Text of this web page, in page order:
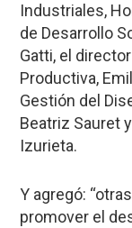
Industriales,
de Desarrollo
Gatti, el
Productiva,
Gestión del
Beatriz Sauret
Izurieta.
Y agregó:
promover el